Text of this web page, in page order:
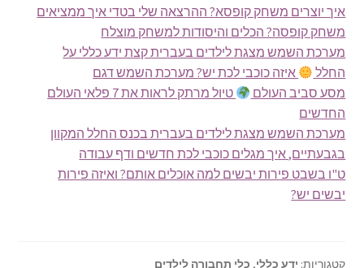
איך יוצרים משחק קופסא? ההרצאה שלי בטדי איך ממציאים
משחק קופסה? הכלים והיסודות למשחק מוצלח
מערכת השמש מצגת לילדים בעברית קצת ידע כללי על
החלל
איזה כוכבי לכת יש? מערכת השמש דגם
מסע סביב העולם
טיול מרתק לראות את 7 פלאי העולם
החדשים
מערכת השמש מצגת לילדים בעברית בכנס החלל המקוון
בגבעתיים, איך מגלים כוכבי לכת חדשים ודף עבודה
ט"ו בשבט פירות יבשים למה אוכלים אותם? ואיזה פירות
יבשים יש?
קטגוריות: ידע כללי, כלי תחבורה לילדים